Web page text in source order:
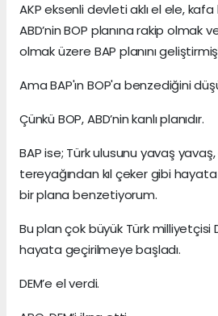
AKP eksenli devleti aklı el ele,
ABD’nin BOP planına rakip olmak
olmak üzere BAP planını
Ama BAP'ın BOP'a benzediğini
Çünkü BOP, ABD’nin kanlı planıdır.
BAP ise; Türk ulusunu yavaş yavaş,
tereyağından kıl çeker gibi
bir plana benzetiyorum.
Bu plan çok büyük Türk milliyetçisi
hayata geçirilmeye başladı.
DEM’e el verdi.